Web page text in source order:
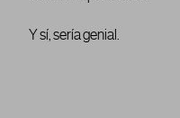
Y sí, sería genial.